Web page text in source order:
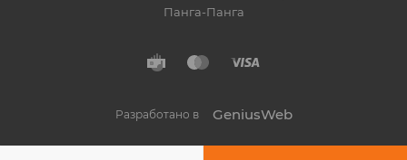
Панга-Панга
Разработано в GeniusWeb